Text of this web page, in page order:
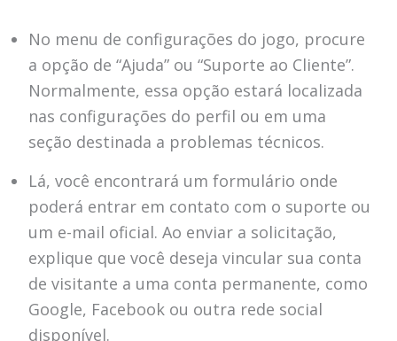
No menu de configurações do jogo, procure
a opção de “Ajuda” ou “Suporte ao Cliente”.
Normalmente, essa opção estará localizada
nas configurações do perfil ou em uma
seção destinada a problemas técnicos.
Lá, você encontrará um formulário onde
poderá entrar em contato com o suporte ou
um e-mail oficial. Ao enviar a solicitação,
explique que você deseja vincular sua conta
de visitante a uma conta permanente, como
Google, Facebook ou outra rede social
disponível.